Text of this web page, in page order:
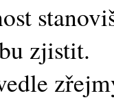
zjistit.